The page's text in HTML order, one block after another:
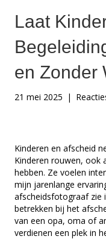
Laat
en Zonder
21 mei 2025 |
Kinderen en afscheid
Kinderen rouwen, ook
hebben. Ze voelen
mijn jarenlange
afscheidsfotograaf zie
betrekken bij het
van een opa, oma of
verdienen een plek in